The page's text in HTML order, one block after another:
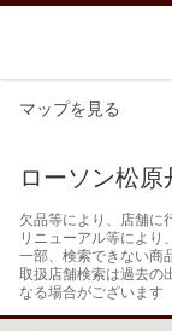
マップを見る
ローソン松原
欠品等により、店舗に
リニューアル等により
一部、検索できない商
取扱店舗検索は過去の
なる場合がございます